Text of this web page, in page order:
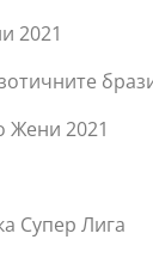
2021
Жени 2021
Супер Лига